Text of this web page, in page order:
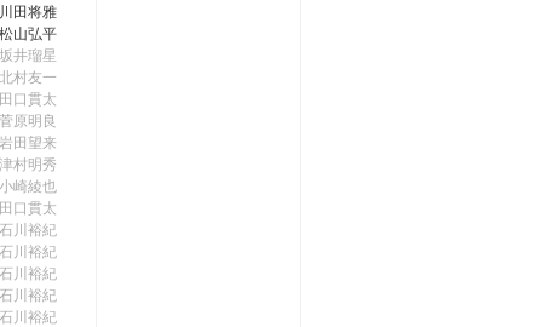
川田将雅
松山弘平
坂井瑠星
北村友一
田口貫太
菅原明良
岩田望来
津村明秀
小崎綾也
田口貫太
石川裕紀
石川裕紀
石川裕紀
石川裕紀
石川裕紀